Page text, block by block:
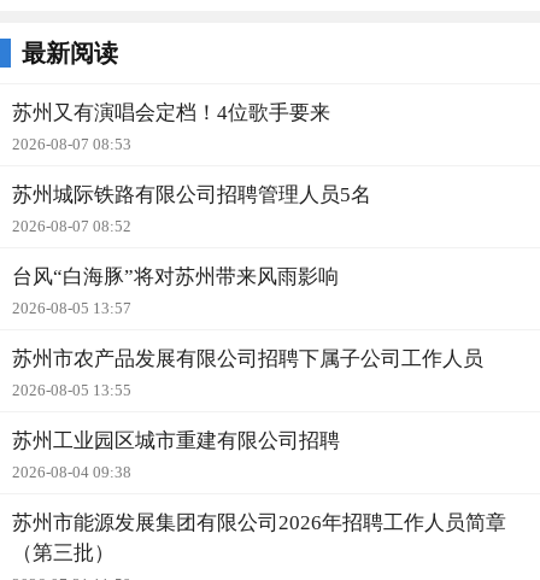
最新阅读
苏州又有演唱会定档！4位歌手要来
2026-08-07 08:53
苏州城际铁路有限公司招聘管理人员5名
2026-08-07 08:52
台风“白海豚”将对苏州带来风雨影响
2026-08-05 13:57
苏州市农产品发展有限公司招聘下属子公司工作人员
2026-08-05 13:55
苏州工业园区城市重建有限公司招聘
2026-08-04 09:38
苏州市能源发展集团有限公司2026年招聘工作人员简章
（第三批）